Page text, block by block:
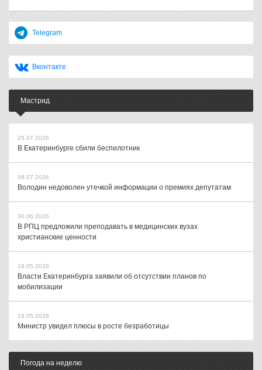
Telegram
Вконтакте
Мастрид
25.07.2026
В Екатеринбурге сбили беспилотник
08.07.2026
Володин недоволен утечкой информации о премиях депутатам
30.06.2026
В РПЦ предложили преподавать в медицинских вузах
христианские ценности
19.05.2026
Власти Екатеринбурга заявили об отсутствии планов по
мобилизации
18.05.2026
Министр увидел плюсы в росте безработицы
Погода на неделю